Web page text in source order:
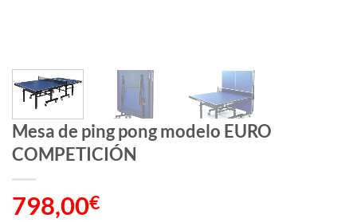
Mesa de ping pong modelo EURO
COMPETICIÓN
798,00€